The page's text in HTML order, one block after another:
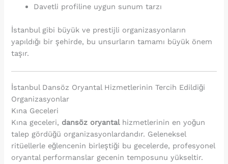
Davetli profiline uygun sunum tarzı
İstanbul gibi büyük ve prestijli organizasyonların
yapıldığı bir şehirde, bu unsurların tamamı büyük önem
taşır.
İstanbul Dansöz Oryantal Hizmetlerinin Tercih Edildiği
Organizasyonlar
Kına Geceleri
Kına geceleri, dansöz oryantalhizmetlerinin en yoğun
talep gördüğü organizasyonlardandır. Geleneksel
ritüellerle eğlencenin birleştiği bu gecelerde, profesyonel
oryantal performanslar gecenin temposunu yükseltir.